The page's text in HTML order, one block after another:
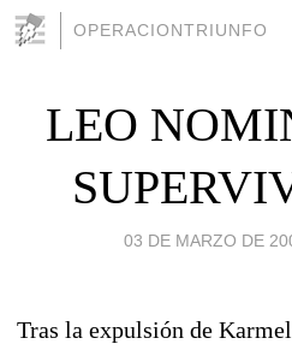
OPERACIONTRIUNFO
LEO
03 DE MARZO DE
Tras la expulsión de